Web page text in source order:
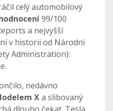
celý automobilový
99/100
a nejvyšší
v historii od Národní
Administration):
nedávno
Xa slibovaný